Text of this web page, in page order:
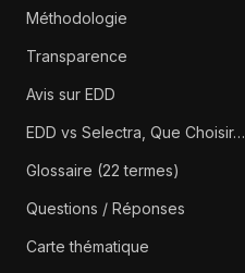
Méthodologie
Transparence
Avis sur EDD
EDD vs Selectra, Que Choisir…
Glossaire (22 termes)
Questions / Réponses
Carte thématique